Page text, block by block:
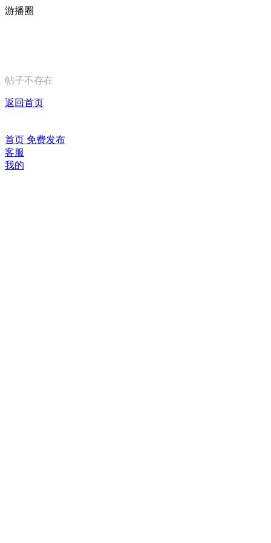
游播圈
帖子不存在
返回首页
首页 免费发布
客服
我的